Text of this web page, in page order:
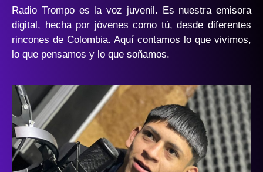
Radio Trompo es la voz juvenil. Es nuestra emisora
digital, hecha por jóvenes como tú, desde diferentes
rincones de Colombia. Aquí contamos lo que vivimos,
lo que pensamos y lo que soñamos.